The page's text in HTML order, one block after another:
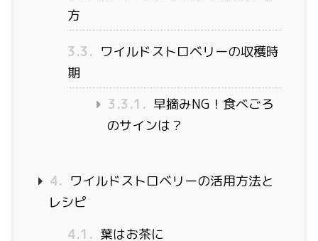
方
3.3. ワイルドストロベリーの収穫時
期
3.3.1. 早摘みNG！食べごろ
のサインは？
4. ワイルドストロベリーの活用方法と
レシピ
4.1. 葉はお茶に